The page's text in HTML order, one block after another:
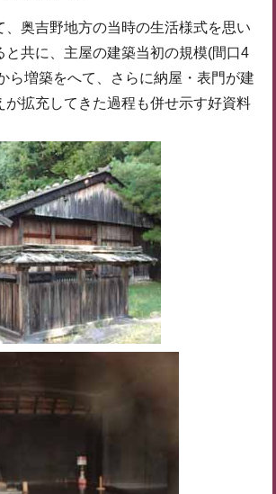
、奥吉野地方の当時の生活様式を思い
と共に、主屋の建築当初の規模(間口4
ら増築をへて、さらに納屋・表門が建
が拡充してきた過程も併せ示す好資料